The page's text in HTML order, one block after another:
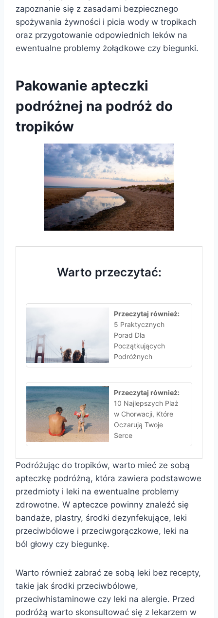
zapoznanie się z zasadami bezpiecznego
spożywania żywności i picia wody w tropikach
oraz przygotowanie odpowiednich leków na
ewentualne problemy żołądkowe czy biegunki.
Pakowanie apteczki
podróżnej na podróż do
tropików
Warto przeczytać:
Przeczytaj również:
5 Praktycznych
Porad Dla
Początkujących
Podróżnych
Przeczytaj również:
10 Najlepszych Plaż
w Chorwacji, Które
Oczarują Twoje
Serce
Podróżując do tropików, warto mieć ze sobą
apteczkę podróżną, która zawiera podstawowe
przedmioty i leki na ewentualne problemy
zdrowotne. W apteczce powinny znaleźć się
bandaże, plastry, środki dezynfekujące, leki
przeciwbólowe i przeciwgorączkowe, leki na
ból głowy czy biegunkę.
Warto również zabrać ze sobą leki bez recepty,
takie jak środki przeciwbólowe,
przeciwhistaminowe czy leki na alergie. Przed
podróżą warto skonsultować się z lekarzem w